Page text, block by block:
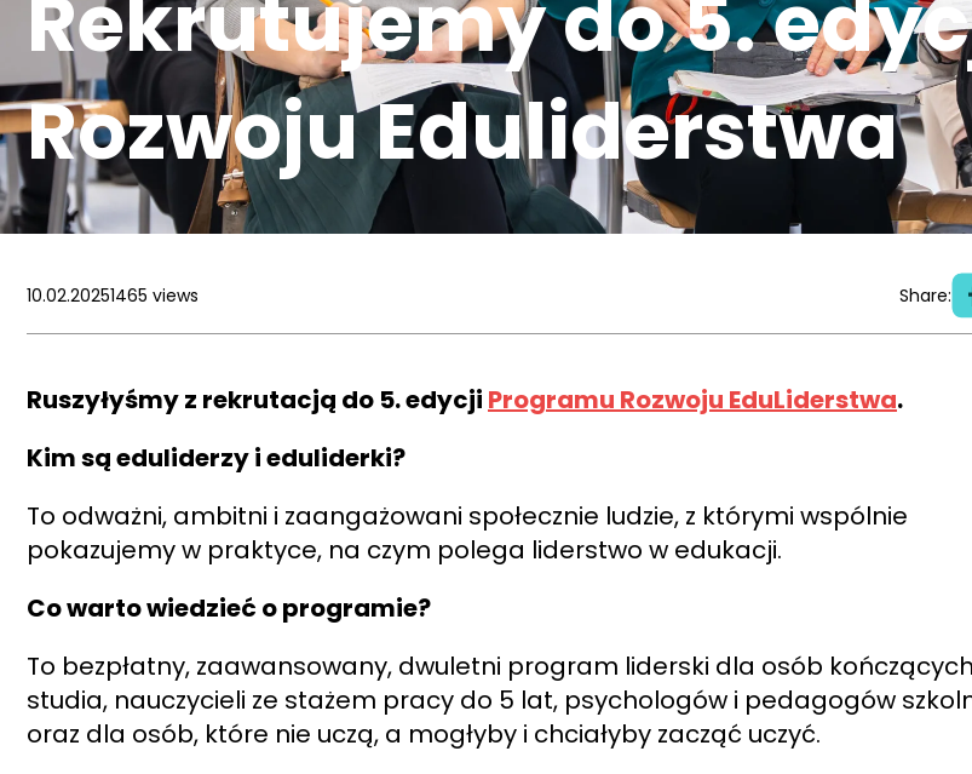
Rekrutujemy do 5.
Rozwoju Eduliderstwa
10.02.20251465 views Share:
Ruszyłyśmy z rekrutacją do 5. edycji Programu Rozwoju EduLiderstwa.
Kim są eduliderzy i eduliderki?
To odważni, ambitni i zaangażowani społecznie ludzie, z którymi wspólnie
pokazujemy w praktyce, na czym polega liderstwo w edukacji.
Co warto wiedzieć o programie?
To bezpłatny, zaawansowany, dwuletni program liderski dla osób kończących
studia, nauczycieli ze stażem pracy do 5 lat, psychologów i pedagogów
oraz dla osób, które nie uczą, a mogłyby i chciałyby zacząć uczyć.